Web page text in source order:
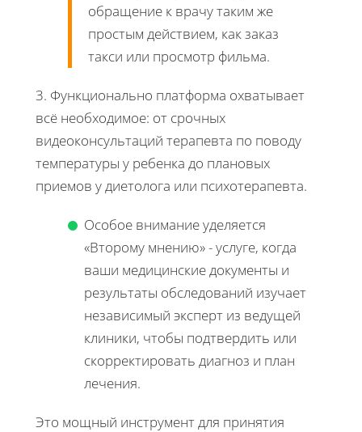
обращение к врачу таким же
простым действием, как заказ
такси или просмотр фильма.
3. Функционально платформа охватывает
всё необходимое: от срочных
видеоконсультаций терапевта по поводу
температуры у ребенка до плановых
приемов у диетолога или психотерапевта.
Особое внимание уделяется
«Второму мнению» - услуге, когда
ваши медицинские документы и
результаты обследований изучает
независимый эксперт из ведущей
клиники, чтобы подтвердить или
скорректировать диагноз и план
лечения.
Это мощный инструмент для принятия